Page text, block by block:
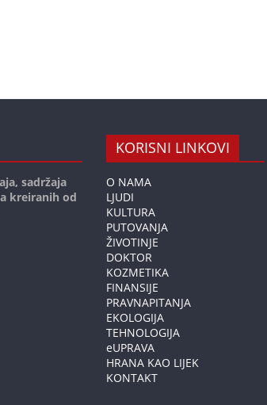
sadržaja
kreiranih od
KORISNI LINKOVI
O NAMA
LJUDI
KULTURA
PUTOVANJA
ŽIVOTINJE
DOKTOR
KOZMETIKA
FINANSIJE
PRAVNAPITANJA
EKOLOGIJA
TEHNOLOGIJA
eUPRAVA
HRANA KAO LIJEK
KONTAKT